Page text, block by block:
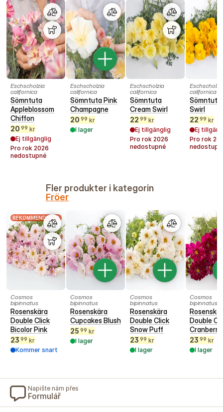
Eschscholzia
californica
Sömntuta
Appleblossom
Chiffon
20 99 kr
Ej tillgänglig
Pro rok 2026
nedostupné
Eschscholzia
californica
Sömntuta Pink
Champagne
20 99 kr
I lager
Eschscholzia
californica
Sömntuta
Cream Swirl
22 99 kr
Ej tillgänglig
Pro rok 2026
nedostupné
californica
Sömntuta
Swirl
22 99 kr
Ej
Pro rok
Fler produkter i kategorin
Fröer
REKOMMENDERAS
Cosmos
bipinnatus
Rosenskära
Double Click
Bicolor Pink
23 99 kr
Kommer snart
Cosmos
bipinnatus
Rosenskära
Cupcakes Blush
25 99 kr
I lager
Cosmos
bipinnatus
Rosenskära
Double Click
Snow Puff
23 99 kr
I lager
Cosmos
bipinnatus
Double
23 99 kr
I lager
Napište nám přes
Formulář